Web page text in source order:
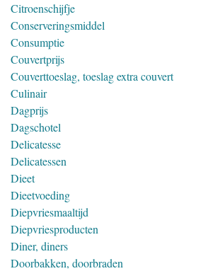
Citroenschijfje
Conserveringsmiddel
Consumptie
Couvertprijs
Couverttoeslag, toeslag extra couvert
Culinair
Dagprijs
Dagschotel
Delicatesse
Delicatessen
Dieet
Dieetvoeding
Diepvriesmaaltijd
Diepvriesproducten
Diner, diners
Doorbakken, doorbraden